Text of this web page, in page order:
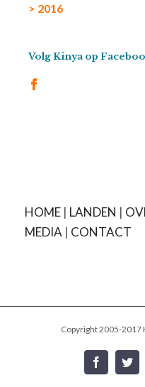
> 2016
Volg Kinya op
HOME| LANDEN |
MEDIA | CONTACT
Copyright 2005-2017